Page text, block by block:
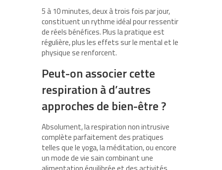
5 à 10 minutes, deux à trois fois par jour,
constituent un rythme idéal pour ressentir
de réels bénéfices. Plus la pratique est
régulière, plus les effets sur le mental et le
physique se renforcent.
Peut-on associer cette
respiration à d’autres
approches de bien-être ?
Absolument, la respiration non intrusive
complète parfaitement des pratiques
telles que le yoga, la méditation, ou encore
un mode de vie sain combinant une